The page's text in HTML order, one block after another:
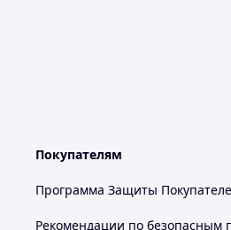
Покупателям
Программа Защиты
Рекомендации по безопасным